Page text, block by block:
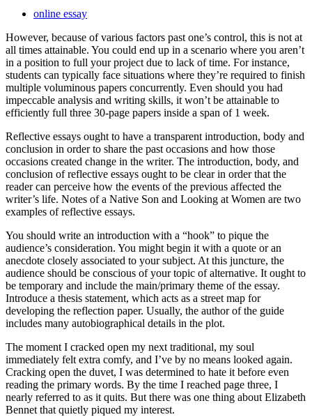
online essay
However, because of various factors past one’s control, this is not at
all times attainable. You could end up in a scenario where you aren’t
in a position to full your project due to lack of time. For instance,
students can typically face situations where they’re required to finish
multiple voluminous papers concurrently. Even should you had
impeccable analysis and writing skills, it won’t be attainable to
efficiently full three 30-page papers inside a span of 1 week.
Reflective essays ought to have a transparent introduction, body and
conclusion in order to share the past occasions and how those
occasions created change in the writer. The introduction, body, and
conclusion of reflective essays ought to be clear in order that the
reader can perceive how the events of the previous affected the
writer’s life. Notes of a Native Son and Looking at Women are two
examples of reflective essays.
You should write an introduction with a “hook” to pique the
audience’s consideration. You might begin it with a quote or an
anecdote closely associated to your subject. At this juncture, the
audience should be conscious of your topic of alternative. It ought to
be temporary and include the main/primary theme of the essay.
Introduce a thesis statement, which acts as a street map for
developing the reflection paper. Usually, the author of the guide
includes many autobiographical details in the plot.
The moment I cracked open my next traditional, my soul
immediately felt extra comfy, and I’ve by no means looked again.
Cracking open the duvet, I was determined to hate it before even
reading the primary words. By the time I reached page three, I
nearly referred to as it quits. But there was one thing about Elizabeth
Bennet that quietly piqued my interest.